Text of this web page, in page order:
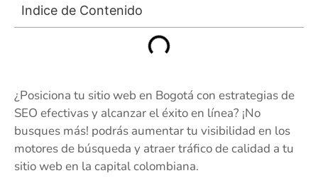
Indice de Contenido
¿Posiciona tu sitio web en Bogotá con estrategias de
SEO efectivas y alcanzar el éxito en línea? ¡No
busques más! podrás aumentar tu visibilidad en los
motores de búsqueda y atraer tráfico de calidad a tu
sitio web en la capital colombiana.